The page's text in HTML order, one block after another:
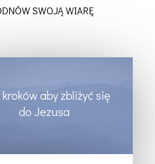
SWOJĄ WIARĘ
kroków aby zbliżyć się
do Jezusa